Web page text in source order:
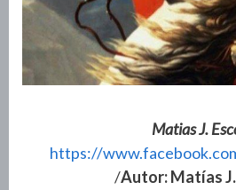
Matias J.
https://
/Autor: Matías